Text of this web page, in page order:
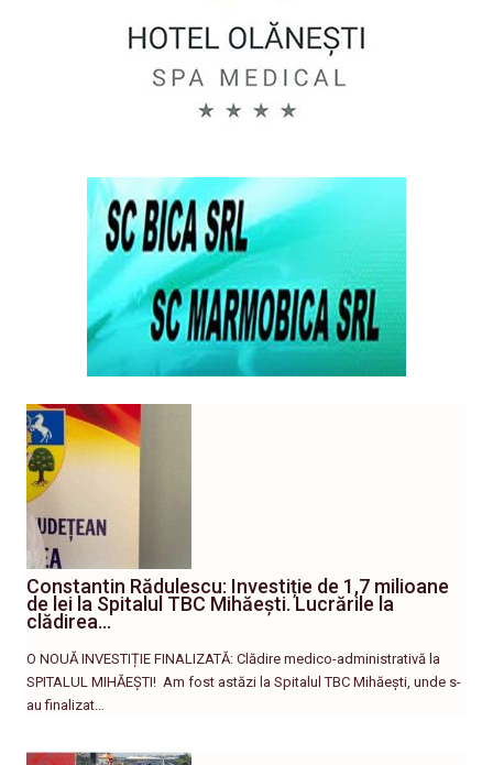
Constantin Rădulescu: Investiție de 1,7 milioane
de lei la Spitalul TBC Mihăești. Lucrările la
clădirea…
O NOUĂ INVESTIȚIE FINALIZATĂ: Clădire medico-administrativă la
SPITALUL MIHĂEȘTI! ​ Am fost astăzi la Spitalul TBC Mihăești, unde s-
au finalizat…